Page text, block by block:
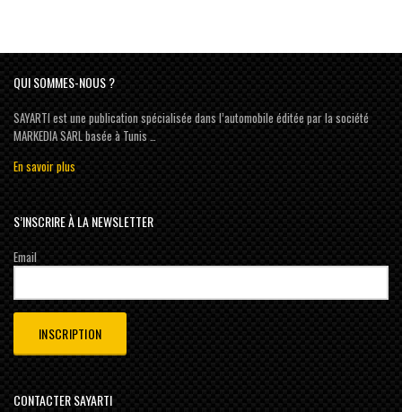
QUI SOMMES-NOUS ?
SAYARTI est une publication spécialisée dans l’automobile éditée par la société
MARKEDIA SARL basée à Tunis …
En savoir plus
S’INSCRIRE À LA NEWSLETTER
Email
CONTACTER SAYARTI